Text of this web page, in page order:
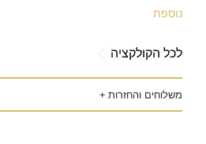
נוספת
לכל הקולקציה
משלוחים והחזרות +